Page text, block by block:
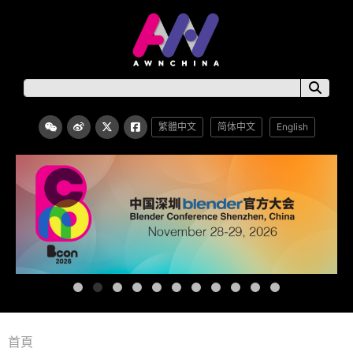
繁體中文 简体中文 English
首頁